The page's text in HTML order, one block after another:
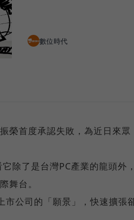
數位時代
榮首度承認失敗，為近日來眾
除了是台灣PC產業的龍頭外
舞台。
市公司的「願景」，快速擴張